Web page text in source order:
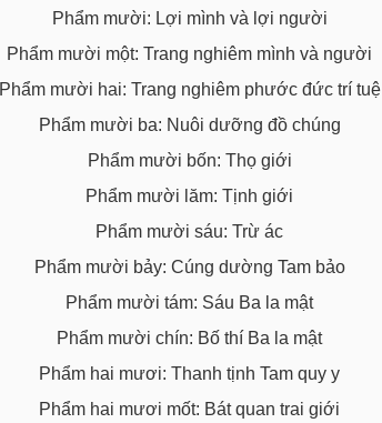
Phẩm mười: Lợi mình và lợi người
Phẩm mười một: Trang nghiêm mình và người
Phẩm mười hai: Trang nghiêm phước đức trí tuệ
Phẩm mười ba: Nuôi dưỡng đồ chúng
Phẩm mười bốn: Thọ giới
Phẩm mười lăm: Tịnh giới
Phẩm mười sáu: Trừ ác
Phẩm mười bảy: Cúng dường Tam bảo
Phẩm mười tám: Sáu Ba la mật
Phẩm mười chín: Bố thí Ba la mật
Phẩm hai mươi: Thanh tịnh Tam quy y
Phẩm hai mươi mốt: Bát quan trai giới